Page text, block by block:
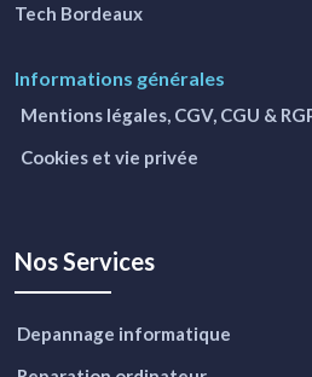
Tech Bordeaux
Informations générales
Mentions légales, CGV, CGU &
Cookies et vie privée
Nos Services
Depannage informatique